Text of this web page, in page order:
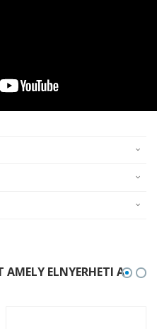
AMELY ELNYERHETI A